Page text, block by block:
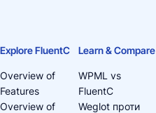
Explore FluentC
Overview of
Features
Overview of
Learn & Compare
WPML vs
FluentC
Weglot проти